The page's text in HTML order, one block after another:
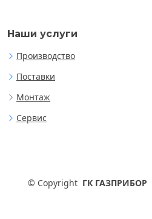
Наши услуги
Производство
Поставки
Монтаж
Сервис
© Copyright ГК ГАЗПРИБОР